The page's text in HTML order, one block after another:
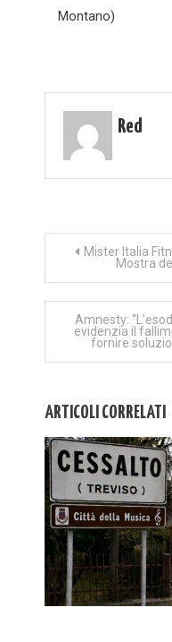
Montano)
Red
Navigazione
articoli
Mister Italia
Mostra
Amnesty:
evidenzia il
fornire
ARTICOLI CORRELATI